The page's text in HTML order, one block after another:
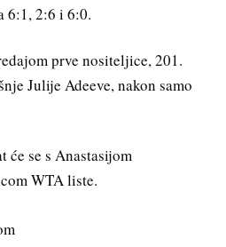
6:1, 2:6 i 6:0.
prve nositeljice, 201.
Julije Adeeve, nakon samo
će se s Anastasijom
WTA liste.